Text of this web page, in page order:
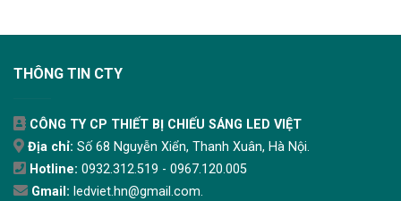
THÔNG TIN CTY
CÔNG TY CP THIẾT BỊ CHIẾU SÁNG LED VIỆT
Địa chỉ: Số 68 Nguyễn Xiển, Thanh Xuân, Hà Nội.
Hotline: 0932.312.519 - 0967.120.005
Gmail: ledviet.hn@gmail.com.